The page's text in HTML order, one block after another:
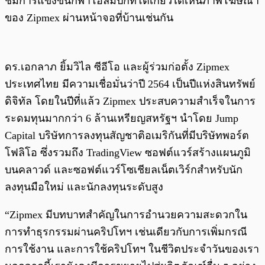
ของ Zipmex ผ่านหน้าจอที่บ้านเช่นกัน
ดร.เอกลาภ ยิ้มวิไล ซีอีโอ และผู้ร่วมก่อตั้ง Zipmex
ประเทศไทย มีความเชื่อมั่นว่าปี 2564 เป็นปีแห่งสินทรัพย์
ดิจิทัล โดยในปีที่แล้ว Zipmex ประสบความสำเร็จในการ
ระดมทุนมากกว่า 6 ล้านเหรียญสหรัฐฯ นำโดย Jump
Capital บริษัทการลงทุนสัญชาติอเมริกันที่มีบริษัทพอร์ต
โฟลิโอ ซึ่งรวมถึง TradingView ซอฟต์แวร์สร้างแผนภูมิ
บนคลาวด์ และซอฟต์แวร์โซเชียลเน็ตเวิร์กสำหรับนัก
ลงทุนมือใหม่ และนักลงทุนระดับสูง
“Zipmex มีบทบาทสำคัญในการอำนวยความสะดวกใน
การทำธุรกรรมผ่านคริปโทฯ เช่นเดียวกับการเพิ่มกรณี
การใช้งาน และการใช้คริปโทฯ ในชีวิตประจำวันของเรา